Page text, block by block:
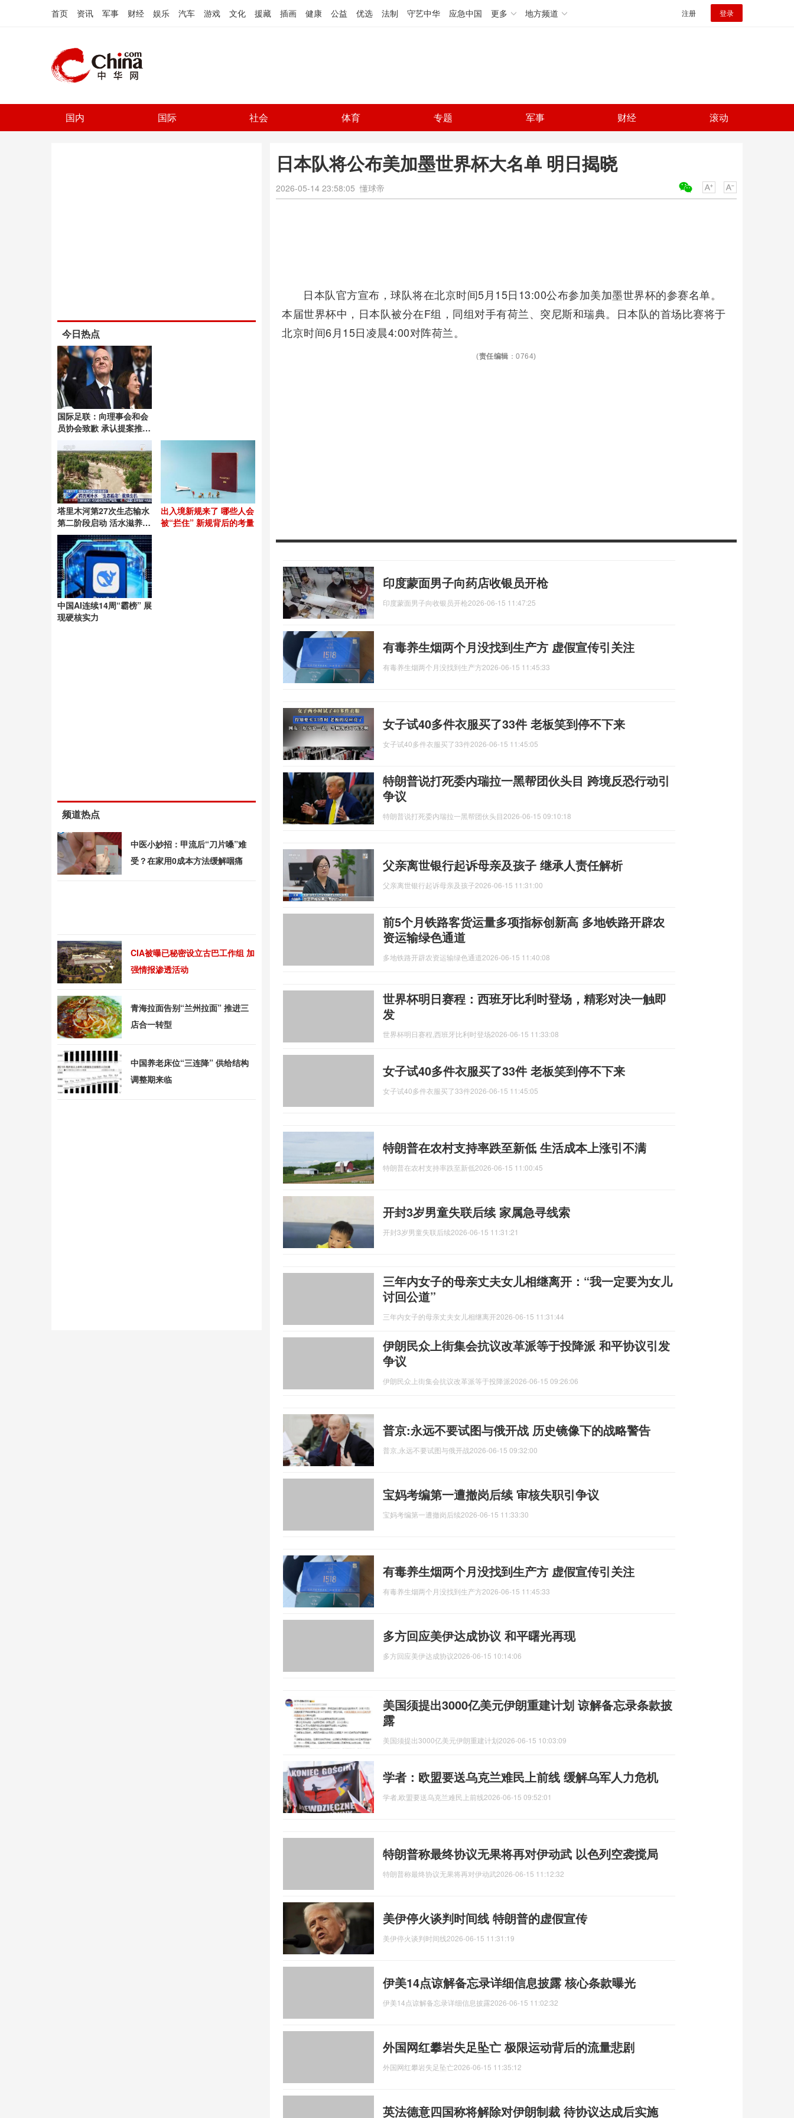
首页 资讯 军事 财经 娱乐 汽车 游戏 文化 援藏 插画 健康 公益 优选 法制 守艺中华 应急中国 更多 地方频道 注册 登录
国内 国际 社会 体育 专题 军事 财经 滚动
日本队将公布美加墨世界杯大名单 明日揭晓
2026-05-14 23:58:05 懂球帝
日本队官方宣布，球队将在北京时间5月15日13:00公布参加美加墨世界杯的参赛名单。
本届世界杯中，日本队被分在F组，同组对手有荷兰、突尼斯和瑞典。日本队的首场比赛将于
北京时间6月15日凌晨4:00对阵荷兰。
(责任编辑 ：0764)
印度蒙面男子向药店收银员开枪
印度蒙面男子向收银员开枪2026-06-15 11:47:25
有毒养生烟两个月没找到生产方 虚假宣传引关注
有毒养生烟两个月没找到生产方2026-06-15 11:45:33
女子试40多件衣服买了33件 老板笑到停不下来
女子试40多件衣服买了33件2026-06-15 11:45:05
特朗普说打死委内瑞拉一黑帮团伙头目 跨境反恐行动引
争议
特朗普说打死委内瑞拉一黑帮团伙头目2026-06-15 09:10:18
父亲离世银行起诉母亲及孩子 继承人责任解析
父亲离世银行起诉母亲及孩子2026-06-15 11:31:00
前5个月铁路客货运量多项指标创新高 多地铁路开辟农
资运输绿色通道
多地铁路开辟农资运输绿色通道2026-06-15 11:40:08
世界杯明日赛程：西班牙比利时登场，精彩对决一触即
发
世界杯明日赛程,西班牙比利时登场2026-06-15 11:33:08
女子试40多件衣服买了33件 老板笑到停不下来
女子试40多件衣服买了33件2026-06-15 11:45:05
特朗普在农村支持率跌至新低 生活成本上涨引不满
特朗普在农村支持率跌至新低2026-06-15 11:00:45
开封3岁男童失联后续 家属急寻线索
开封3岁男童失联后续2026-06-15 11:31:21
三年内女子的母亲丈夫女儿相继离开：“我一定要为女儿
讨回公道”
三年内女子的母亲丈夫女儿相继离开2026-06-15 11:31:44
伊朗民众上街集会抗议改革派等于投降派 和平协议引发
争议
伊朗民众上街集会抗议改革派等于投降派2026-06-15 09:26:06
普京:永远不要试图与俄开战 历史镜像下的战略警告
普京,永远不要试图与俄开战2026-06-15 09:32:00
宝妈考编第一遭撤岗后续 审核失职引争议
宝妈考编第一遭撤岗后续2026-06-15 11:33:30
有毒养生烟两个月没找到生产方 虚假宣传引关注
有毒养生烟两个月没找到生产方2026-06-15 11:45:33
多方回应美伊达成协议 和平曙光再现
多方回应美伊达成协议2026-06-15 10:14:06
美国须提出3000亿美元伊朗重建计划 谅解备忘录条款披
露
美国须提出3000亿美元伊朗重建计划2026-06-15 10:03:09
学者：欧盟要送乌克兰难民上前线 缓解乌军人力危机
学者,欧盟要送乌克兰难民上前线2026-06-15 09:52:01
特朗普称最终协议无果将再对伊动武 以色列空袭搅局
特朗普称最终协议无果将再对伊动武2026-06-15 11:12:32
美伊停火谈判时间线 特朗普的虚假宣传
美伊停火谈判时间线2026-06-15 11:31:19
伊美14点谅解备忘录详细信息披露 核心条款曝光
伊美14点谅解备忘录详细信息披露2026-06-15 11:02:32
外国网红攀岩失足坠亡 极限运动背后的流量悲剧
外国网红攀岩失足坠亡2026-06-15 11:35:12
英法德意四国称将解除对伊朗制裁 待协议达成后实施
今日热点
国际足联：向理事会和会
员协会致歉 承认提案推进
塔里木河第27次生态输水
第二阶段启动 活水滋养绿
洲
出入境新规来了 哪些人会
被“拦住” 新规背后的考量
中国AI连续14周“霸榜” 展
现硬核实力
频道热点
中医小妙招：甲流后“刀片嗓”难
受？在家用0成本方法缓解咽痛
CIA被曝已秘密设立古巴工作组 加
强情报渗透活动
青海拉面告别“兰州拉面” 推进三
店合一转型
中国养老床位“三连降” 供给结构
调整期来临